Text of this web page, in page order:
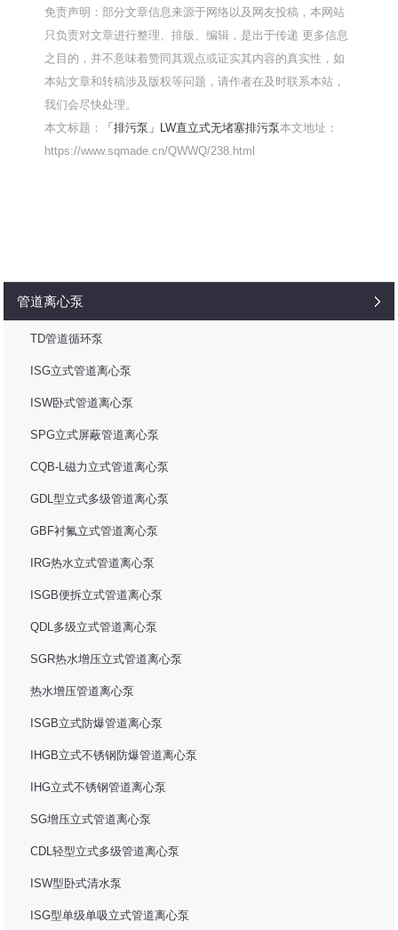
免责声明：部分文章信息来源于网络以及网友投稿，本网站
只负责对文章进行整理、排版、编辑，是出于传递 更多信息
之目的，并不意味着赞同其观点或证实其内容的真实性，如
本站文章和转稿涉及版权等问题，请作者在及时联系本站，
我们会尽快处理。
本文标题：
「排污泵」LW直立式无堵塞排污泵本文地址：
https://www.sqmade.cn/QWWQ/238.html
管道离心泵
TD管道循环泵
ISG立式管道离心泵
ISW卧式管道离心泵
SPG立式屏蔽管道离心泵
CQB-L磁力立式管道离心泵
GDL型立式多级管道离心泵
GBF衬氟立式管道离心泵
IRG热水立式管道离心泵
ISGB便拆立式管道离心泵
QDL多级立式管道离心泵
SGR热水增压立式管道离心泵
热水增压管道离心泵
ISGB立式防爆管道离心泵
IHGB立式不锈钢防爆管道离心泵
IHG立式不锈钢管道离心泵
SG增压立式管道离心泵
CDL轻型立式多级管道离心泵
ISW型卧式清水泵
ISG型单级单吸立式管道离心泵